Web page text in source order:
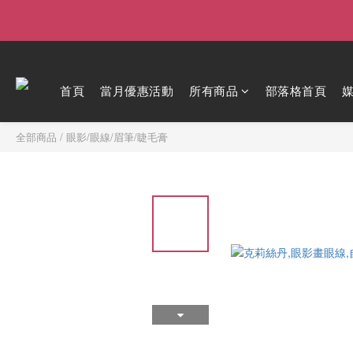
首頁 當月優惠活動 所有商品 部落格首頁
全部商品 / 眼影/眼線/眉筆/睫毛膏